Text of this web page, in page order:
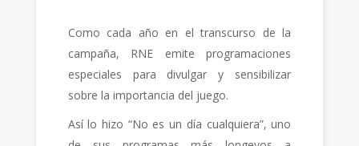
Como cada año en el transcurso de la
campaña, RNE emite programaciones
especiales para divulgar y sensibilizar
sobre la importancia del juego.
Así lo hizo “No es un día cualquiera”, uno